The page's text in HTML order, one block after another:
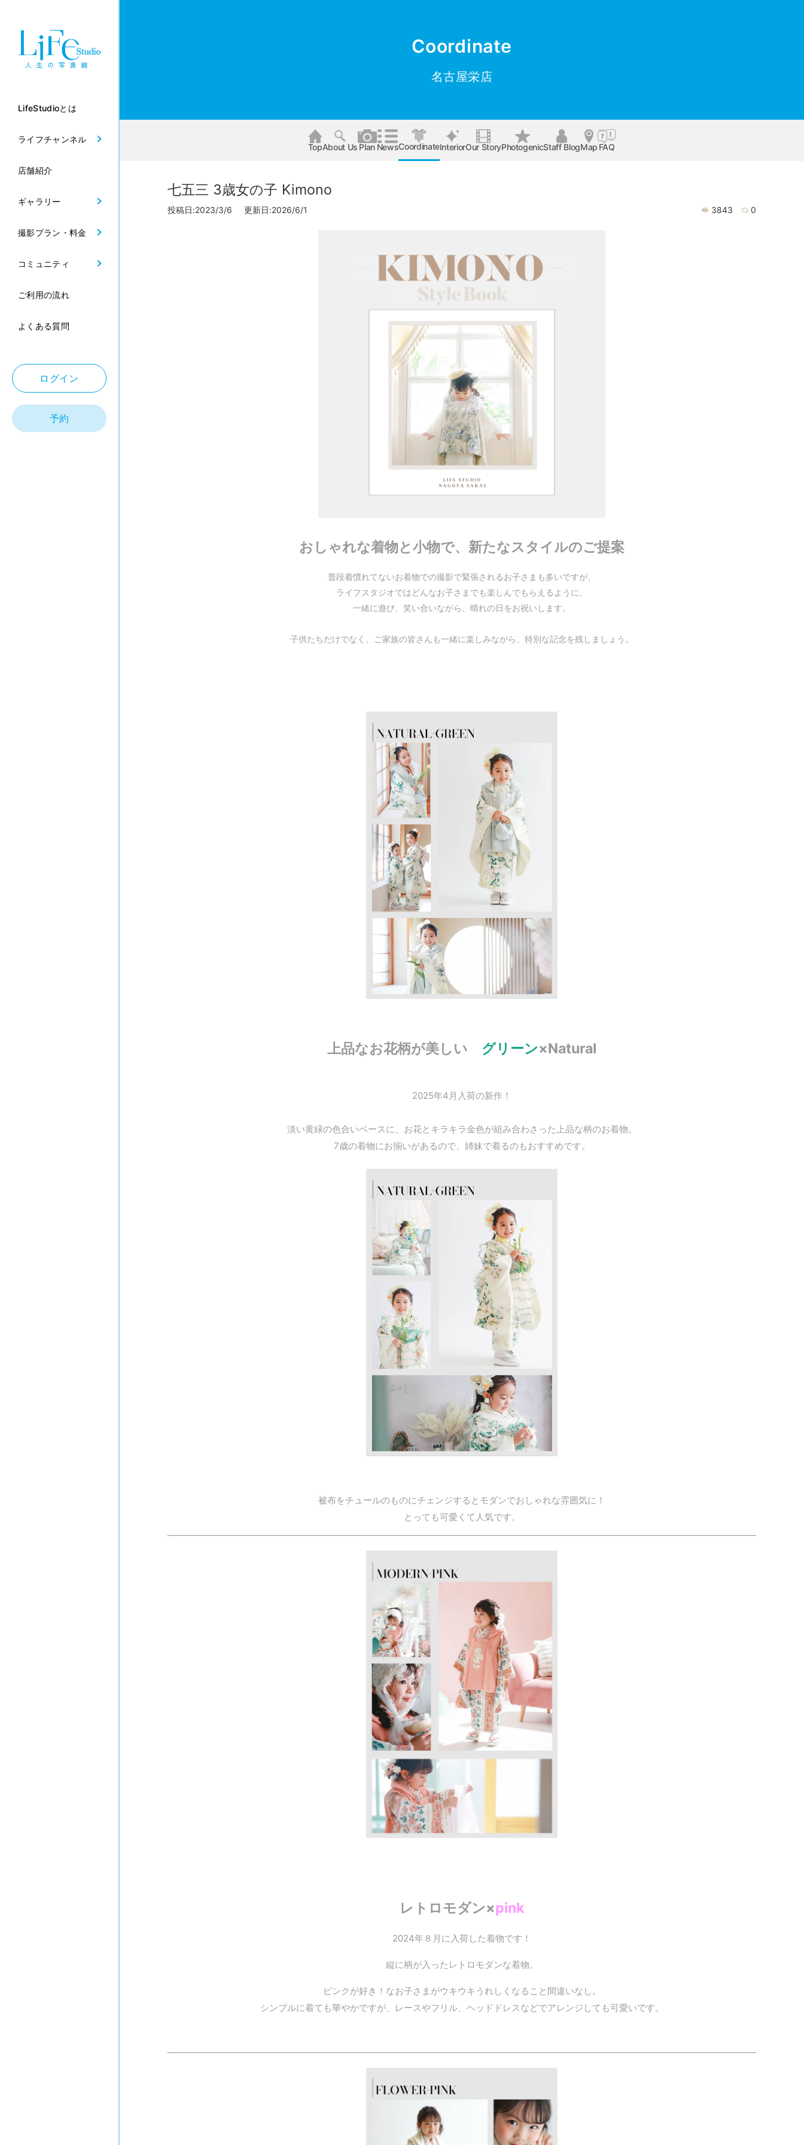
LifeStudioとは
ライフチャンネル
店舗紹介
ギャラリー
撮影プラン・料金
コミュニティ
ご利用の流れ
よくある質問
ログイン
予約
Coordinate
名古屋栄店
TopAbout Us Plan NewsCoordinateInteriorOur StoryPhotogenicStaff BlogMap FAQ
七五三 3歳女の子 Kimono
投稿日:2023/3/6 更新日:2026/6/1 3843 0
おしゃれな着物と小物で、新たなスタイルのご提案
普段着慣れてないお着物での撮影で緊張されるお子さまも多いですが、
ライフスタジオではどんなお子さまでも楽しんでもらえるように、
一緒に遊び、笑い合いながら、晴れの日をお祝いします。
子供たちだけでなく、ご家族の皆さんも一緒に楽しみながら、特別な記念を残しましょう。
上品なお花柄が美しい グリーン×Natural
2025年4月入荷の新作！
淡い黄緑の色合いベースに、お花とキラキラ金色が組み合わさった上品な柄のお着物。
7歳の着物にお揃いがあるので、姉妹で着るのもおすすめです。
被布をチュールのものにチェンジするとモダンでおしゃれな雰囲気に！
とっても可愛くて人気です。
レトロモダン×pink
2024年８月に入荷した着物です！
縦に柄が入ったレトロモダンな着物。
ピンクが好き！なお子さまがウキウキうれしくなること間違いなし。
シンプルに着ても華やかですが、レースやフリル、ヘッドドレスなどでアレンジしても可愛いです。